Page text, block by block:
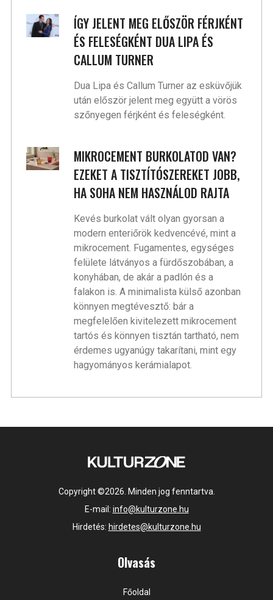
ÍGY JELENT MEG ELŐSZÖR FÉRJKÉNT
ÉS FELESÉGKÉNT DUA LIPA ÉS
CALLUM TURNER
Dua Lipa és Callum Turner az esküvőjük
után először jelent meg együtt a vörös
szőnyegen férjként és feleségként.
MIKROCEMENT BURKOLATOD VAN?
EZEKET A TISZTÍTÓSZEREKET JOBB,
HA SOHA NEM HASZNÁLOD RAJTA
Kevés burkolat vált olyan gyorsan a
modern enteriőrök kedvencévé, mint a
mikrocement. Fugamentes, egységes
felülete látványos a fürdőszobában, a
konyhában, de akár a padlón és a
falakon is. A minimalista külső azonban
könnyen megtévesztő: bár a
megfelelően kivitelezett mikrocement
tartós és könnyen tisztán tartható, nem
érdemes ugyanúgy takarítani, mint egy
hagyományos kerámialapot.
Copyright ©2026. Minden jog fenntartva.
E-mail: info@kulturzone.hu
Hirdetés: hirdetes@kulturzone.hu
Olvasás
Főoldal